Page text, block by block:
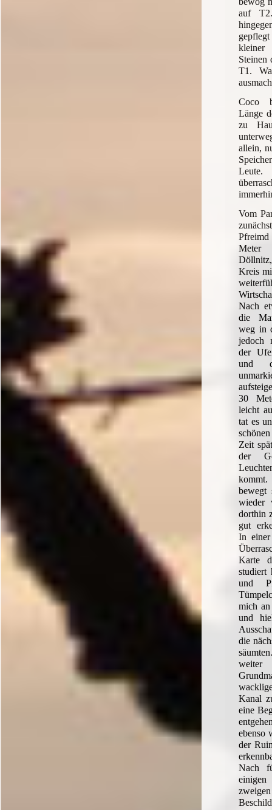
auf
kleiner
Steinen
T1.
Coco
Länge
zu
allein,
Vom
Meter
Kreis
Nach
die
weg in
jedoch
der
und
30
leicht
tat es
Zeit
der
bewegt
wieder
dorthin
gut
In
Karte
studiert
und
mich
und
die
weiter
Kanal
eine
ebenso
der
Nach